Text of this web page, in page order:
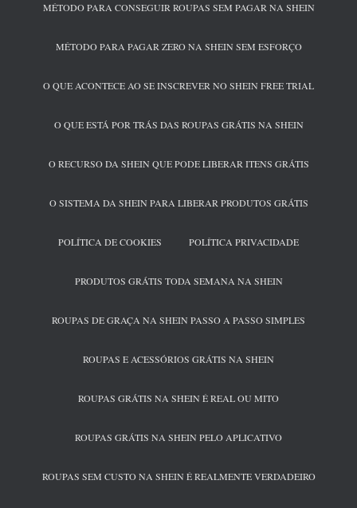
MÉTODO PARA CONSEGUIR ROUPAS SEM PAGAR NA SHEIN
MÉTODO PARA PAGAR ZERO NA SHEIN SEM ESFORÇO
O QUE ACONTECE AO SE INSCREVER NO SHEIN FREE TRIAL
O QUE ESTÁ POR TRÁS DAS ROUPAS GRÁTIS NA SHEIN
O RECURSO DA SHEIN QUE PODE LIBERAR ITENS GRÁTIS
O SISTEMA DA SHEIN PARA LIBERAR PRODUTOS GRÁTIS
POLÍTICA DE COOKIES POLÍTICA PRIVACIDADE
PRODUTOS GRÁTIS TODA SEMANA NA SHEIN
ROUPAS DE GRAÇA NA SHEIN PASSO A PASSO SIMPLES
ROUPAS E ACESSÓRIOS GRÁTIS NA SHEIN
ROUPAS GRÁTIS NA SHEIN É REAL OU MITO
ROUPAS GRÁTIS NA SHEIN PELO APLICATIVO
ROUPAS SEM CUSTO NA SHEIN É REALMENTE VERDADEIRO